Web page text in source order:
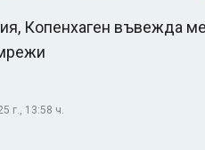
Копенхаген въвежда
г., 13:58 ч.